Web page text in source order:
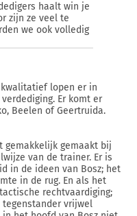
haalt win je
zijn ze veel te
we ook volledig
kwalitatief lopen er in
Er komt er
Beelen of Geertruida.
gemakkelijk gemaakt bij
van de trainer. Er is
in de ideen van Bosz; het
in de rug. En als het
rechtvaardiging;
vrijwel